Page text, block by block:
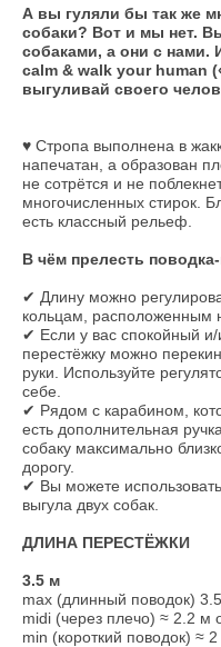
А вы гуляли бы так же
собаки? Вот и мы нет.
собаками, а они с нами.
calm & walk your human
выгуливай своего
♥ Стропа выполнена в
напечатан, а образован
не сотрётся и не
многочисленных стирок.
есть классный рельеф.
В чём прелесть
✔ Длину можно
кольцам, расположенным
✔ Если у вас спокойный и/
перестёжку можно
руки. Используйте
себе.
✔ Рядом с карабином,
есть дополнительная
собаку максимально
дорогу.
✔ Вы можете
выгула двух собак.
ДЛИНА ПЕРЕСТЁЖКИ
3.5 м
max (длинный поводок)
midi (через плечо) ≈ 2.2 м
min (короткий поводок) ≈